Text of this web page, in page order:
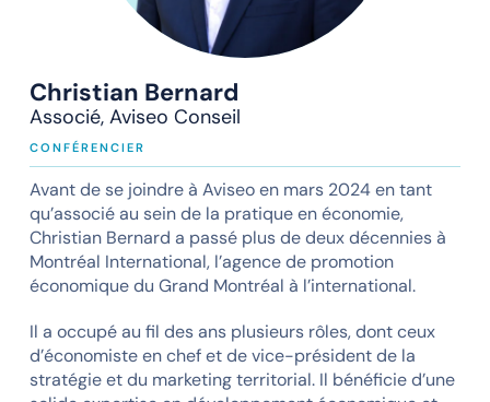
Christian Bernard
Associé, Aviseo Conseil
CONFÉRENCIER
Avant de se joindre à Aviseo en mars 2024 en tant
qu’associé au sein de la pratique en économie,
Christian Bernard a passé plus de deux décennies à
Montréal International, l’agence de promotion
économique du Grand Montréal à l’international.
Il a occupé au fil des ans plusieurs rôles, dont ceux
d’économiste en chef et de vice-président de la
stratégie et du marketing territorial. Il bénéficie d’une